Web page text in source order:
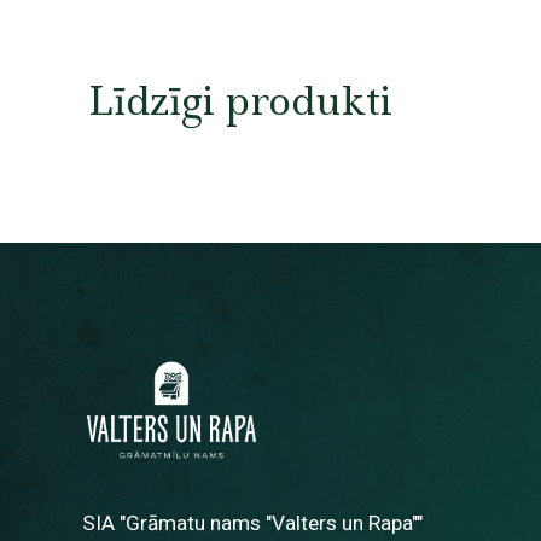
Līdzīgi produkti
SIA "Grāmatu nams "Valters un Rapa""